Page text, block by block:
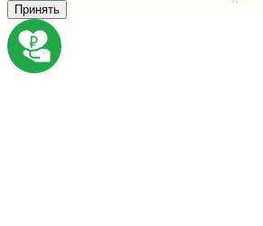
Принять